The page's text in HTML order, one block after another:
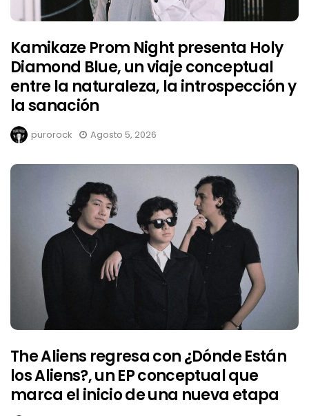
Kamikaze Prom Night presenta Holy
Diamond Blue, un viaje conceptual
entre la naturaleza, la introspección y
la sanación
purorock Agosto 5, 2026
The Aliens regresa con ¿Dónde Están
los Aliens?, un EP conceptual que
marca el inicio de una nueva etapa